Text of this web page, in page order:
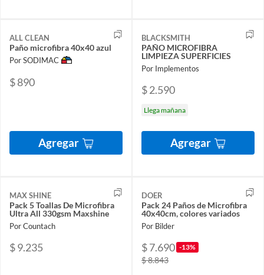
ALL CLEAN
Paño microfibra 40x40 azul
Por SODIMAC
$ 890
Agregar
BLACKSMITH
PAÑO MICROFIBRA
LIMPIEZA SUPERFICIES
Por Implementos
$ 2.590
Llega mañana
Agregar
MAX SHINE
Pack 5 Toallas De Microfibra
Ultra All 330gsm Maxshine
Por Countach
$ 9.235
DOER
Pack 24 Paños de Microfibra
40x40cm, colores variados
Por Bilder
$ 7.690 -13%
$ 8.843